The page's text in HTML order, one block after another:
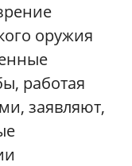
оружия
работая
заявляют,